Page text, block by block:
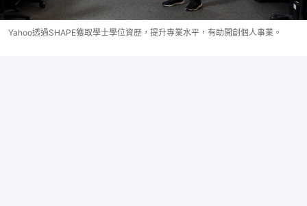
Yahoo透過SHAPE獲取學士學位資歷，提升專業水平，有助開創個人事業。